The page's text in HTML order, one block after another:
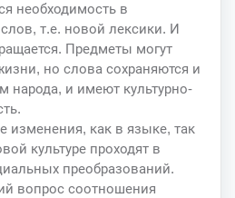
необходимость в
т.е. новой лексики. И
Предметы могут
но слова сохраняются и
народа, и имеют культурно-
изменения, как в языке, так
культуре проходят в
преобразований.
вопрос соотношения